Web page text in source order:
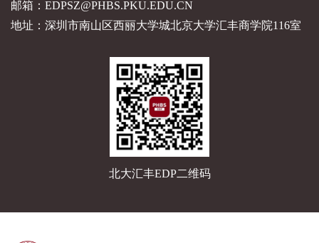
邮箱：EDPSZ@PHBS.PKU.EDU.CN
地址：深圳市南山区西丽大学城北京大学汇丰商学院116室
北大汇丰EDP二维码